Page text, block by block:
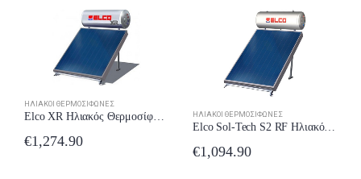
ΗΛΙΑΚΟΊ ΘΕΡΜΟΣΊΦΩΝΕΣ
Elco XR Ηλιακός Θερμοσίφωνας 160lt 3m² Glass Τριπλής Ενέργειας
€1,274.90
ΗΛΙΑΚΟΊ ΘΕΡΜΟΣΊΦΩΝΕΣ
Elco Sol-Tech S2 RF Ηλιακός Θερμοσίφωνας 160lt 2.5m² Glass Διπλής Ενέργειας Κεραμοσκεπής
€1,094.90